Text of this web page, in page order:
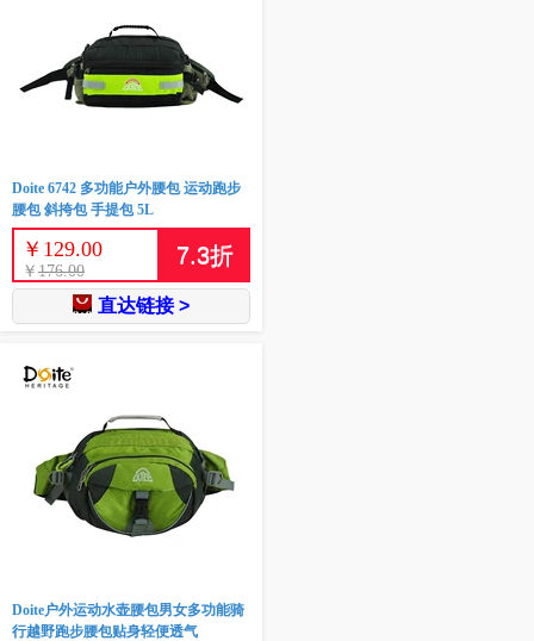
Doite 6742 多功能户外腰包 运动跑步
腰包 斜挎包 手提包 5L
￥ 129.00
￥ 176.00
7.3折
直达链接 >
Doite户外运动水壶腰包男女多功能骑
行越野跑步腰包贴身轻便透气